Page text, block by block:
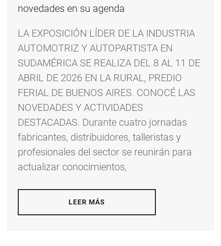
LA EXPOSICIÓN LÍDER DE LA INDUSTRIA
AUTOMOTRIZ Y AUTOPARTISTA EN
SUDAMÉRICA SE REALIZA DEL 8 AL 11 DE
ABRIL DE 2026 EN LA RURAL, PREDIO
FERIAL DE BUENOS AIRES. CONOCÉ LAS
NOVEDADES Y ACTIVIDADES
DESTACADAS. Durante cuatro jornadas
fabricantes, distribuidores, talleristas y
profesionales del sector se reunirán para
actualizar conocimientos,
LEER MÁS